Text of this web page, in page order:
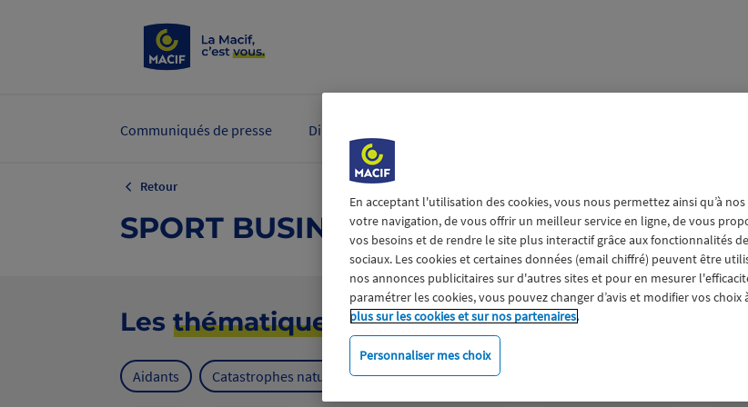
Communiqués de presse Dirigeants et experts
Retour
SPORT BUSINESS MAG
Les thématiques
Aidants Catastrophes naturelles Climat Engagement
En acceptant l'utilisation des cookies, vous nous permettez ainsi qu’à
votre navigation, de vous offrir un meilleur service en ligne, de vous
vos besoins et de rendre le site plus interactif grâce aux fonctionnalités
sociaux. Les cookies et certaines données (email chiffré) peuvent être
nos annonces publicitaires sur d'autres sites et pour en mesurer
paramétrer les cookies, vous pouvez changer d’avis et modifier vos
plus sur les cookies et sur nos partenaires.
Personnaliser mes choix